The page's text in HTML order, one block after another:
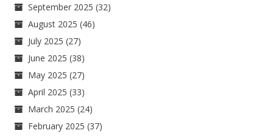
September 2025 (32)
August 2025 (46)
July 2025 (27)
June 2025 (38)
May 2025 (27)
April 2025 (33)
March 2025 (24)
February 2025 (37)